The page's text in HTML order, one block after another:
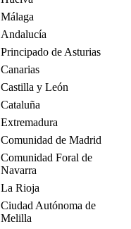
Málaga
Andalucía
Principado de Asturias
Canarias
Castilla y León
Cataluña
Extremadura
Comunidad de Madrid
Comunidad Foral de
Navarra
La Rioja
Ciudad Autónoma de
Melilla